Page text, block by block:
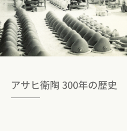
アサヒ衛陶 300年の歴史